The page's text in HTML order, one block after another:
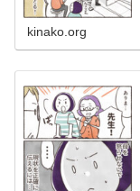
kinako.org